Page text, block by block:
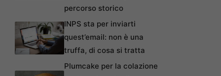
percorso storico
INPS sta per inviarti
quest’email: non è una
truffa, di cosa si tratta
Plumcake per la colazione